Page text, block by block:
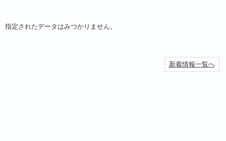
指定されたデータはみつかりません。
新着情報一覧へ